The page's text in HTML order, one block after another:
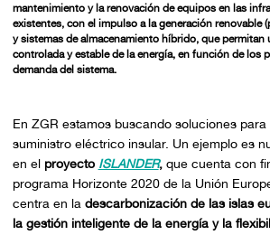
mantenimiento y la renovación de equipos en las
existentes, con el impulso a la generación renovable
y sistemas de almacenamiento híbrido, que permitan
controlada y estable de la energía, en función de los
demanda del sistema.
En ZGR estamos buscando soluciones
suministro eléctrico insular. Un ejemplo es
en el proyecto ISLANDER,que cuenta con
programa Horizonte 2020 de la Unión
centra en la descarbonización de las islas
la gestión inteligente de la energía y la